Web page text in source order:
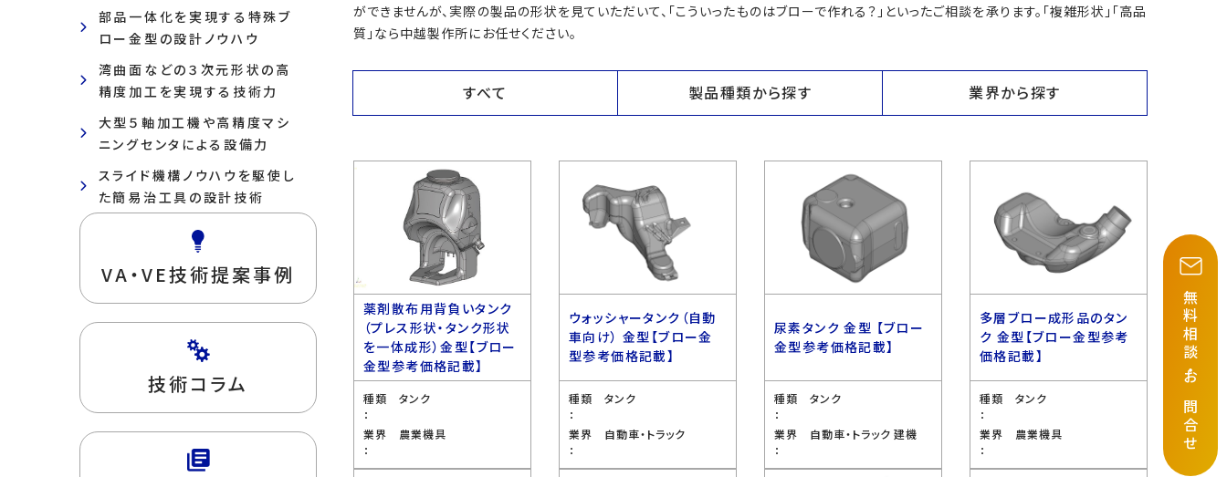
部品一体化を実現する特殊ブ
ロー金型の設計ノウハウ
湾曲面などの３次元形状の高
精度加工を実現する技術力
大型５軸加工機や高精度マシ
ニングセンタによる設備力
スライド機構ノウハウを駆使し
た簡易治工具の設計技術
VA・VE技術提案事例
技術コラム
ができませんが、実際の製品の形状を見ていただいて、「こういったものはブローで作れる？」といったご相談を承ります。「複雑形状」「高品
質」なら中越製作所にお任せください。
すべて 製品種類から探す 業界から探す
薬剤散布用背負いタンク
（プレス形状・タンク形状
を一体成形）金型【ブロー
金型参考価格記載】
種類
：
タンク
業界
：
農業機具
ウォッシャータンク（自動
車向け） 金型【ブロー金
型参考価格記載】
種類
：
タンク
業界
：
自動車・トラック
尿素タンク 金型 【ブロー
金型参考価格記載】
種類
：
タンク
業界
：
自動車・トラック 建機
多層ブロー成形品のタン
ク 金型【ブロー金型参考
価格記載】
種類
：
タンク
業界
：
農業機具
無料相談
・
お問合せ